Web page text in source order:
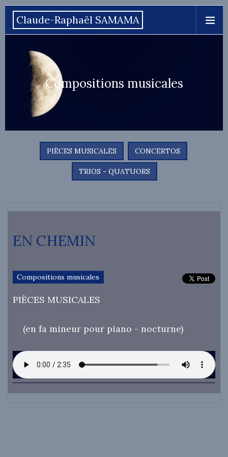
Claude-Raphaël SAMAMA
Compositions musicales
PIÈCES MUSICALES CONCERTOS
TRIOS - QUATUORS
EN CHEMIN
Compositions musicales
PIÈCES MUSICALES
(en fa mineur pour piano - nocturne)